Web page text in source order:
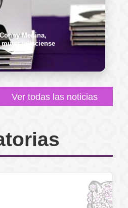
Medina,
mujer jalisciense
Ver todas las noticias